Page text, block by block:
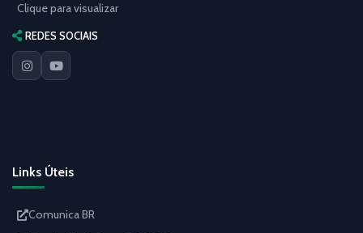
Clique para visualizar
REDES SOCIAIS
Links Úteis
Comunica BR